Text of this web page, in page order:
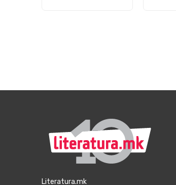
Literatura.mk